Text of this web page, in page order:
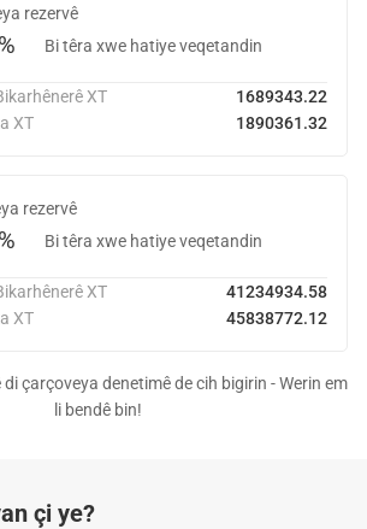
rezervê
Bi têra xwe hatiye veqetandin
XT
1689343.22
XT
1890361.32
rezervê
Bi têra xwe hatiye veqetandin
XT
41234934.58
XT
45838772.12
çarçoveya denetimê de cih bigirin - Werin em
li bendê bin!
çi ye?